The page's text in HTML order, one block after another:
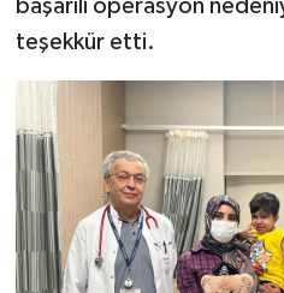
başarılı operasyon
teşekkür etti.